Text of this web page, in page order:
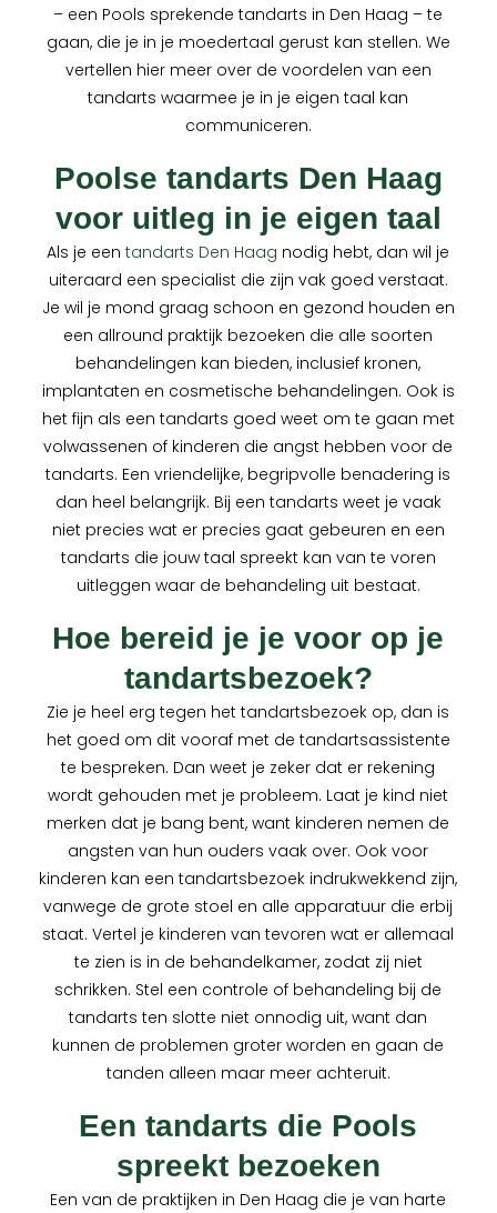
– een Pools sprekende tandarts in Den Haag – te
gaan, die je in je moedertaal gerust kan stellen. We
vertellen hier meer over de voordelen van een
tandarts waarmee je in je eigen taal kan
communiceren.
Poolse tandarts Den Haag
voor uitleg in je eigen taal
Als je eentandarts Den Haag nodig hebt, dan wil je
uiteraard een specialist die zijn vak goed verstaat.
Je wil je mond graag schoon en gezond houden en
een allround praktijk bezoeken die alle soorten
behandelingen kan bieden, inclusief kronen,
implantaten en cosmetische behandelingen. Ook is
het fijn als een tandarts goed weet om te gaan met
volwassenen of kinderen die angst hebben voor de
tandarts. Een vriendelijke, begripvolle benadering is
dan heel belangrijk. Bij een tandarts weet je vaak
niet precies wat er precies gaat gebeuren en een
tandarts die jouw taal spreekt kan van te voren
uitleggen waar de behandeling uit bestaat.
Hoe bereid je je voor op je
tandartsbezoek?
Zie je heel erg tegen het tandartsbezoek op, dan is
het goed om dit vooraf met de tandartsassistente
te bespreken. Dan weet je zeker dat er rekening
wordt gehouden met je probleem. Laat je kind niet
merken dat je bang bent, want kinderen nemen de
angsten van hun ouders vaak over. Ook voor
kinderen kan een tandartsbezoek indrukwekkend zijn,
vanwege de grote stoel en alle apparatuur die erbij
staat. Vertel je kinderen van tevoren wat er allemaal
te zien is in de behandelkamer, zodat zij niet
schrikken. Stel een controle of behandeling bij de
tandarts ten slotte niet onnodig uit, want dan
kunnen de problemen groter worden en gaan de
tanden alleen maar meer achteruit.
Een tandarts die Pools
spreekt bezoeken
Een van de praktijken in Den Haag die je van harte